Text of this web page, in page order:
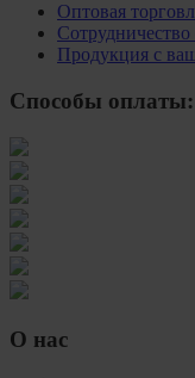
Оптовая
Продукция с
Способы оплаты:
О нас